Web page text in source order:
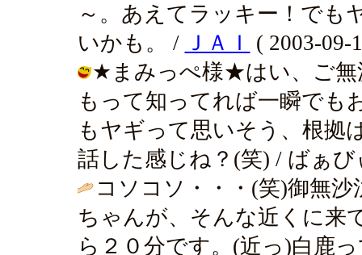
～。あえてラッキー！でも
いかも。 / ＪＡＩ
( 2003-09-
★まみっぺ様★はい、ご無
もって知ってれば一瞬でも
もヤギって思いそう、根拠
話した感じね？(笑) / ばぁび
コソコソ・・・(笑)御無
ちゃんが、そんな近くに来
ら２０分です。(近っ)白鹿